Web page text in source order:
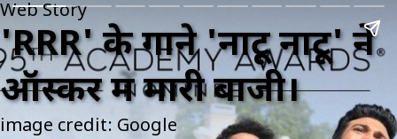
Web Story
'RRR' के गाने 'नाटू नाटू' ने
ऑस्कर में मारी बाजी।
image credit: Google